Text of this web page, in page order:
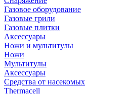
Газовое оборудование
Газовые грили
Газовые плитки
Аксессуары
Ножи и мультитулы
Ножи
Мультитулы
Аксессуары
Средства от насекомых
Thermacell